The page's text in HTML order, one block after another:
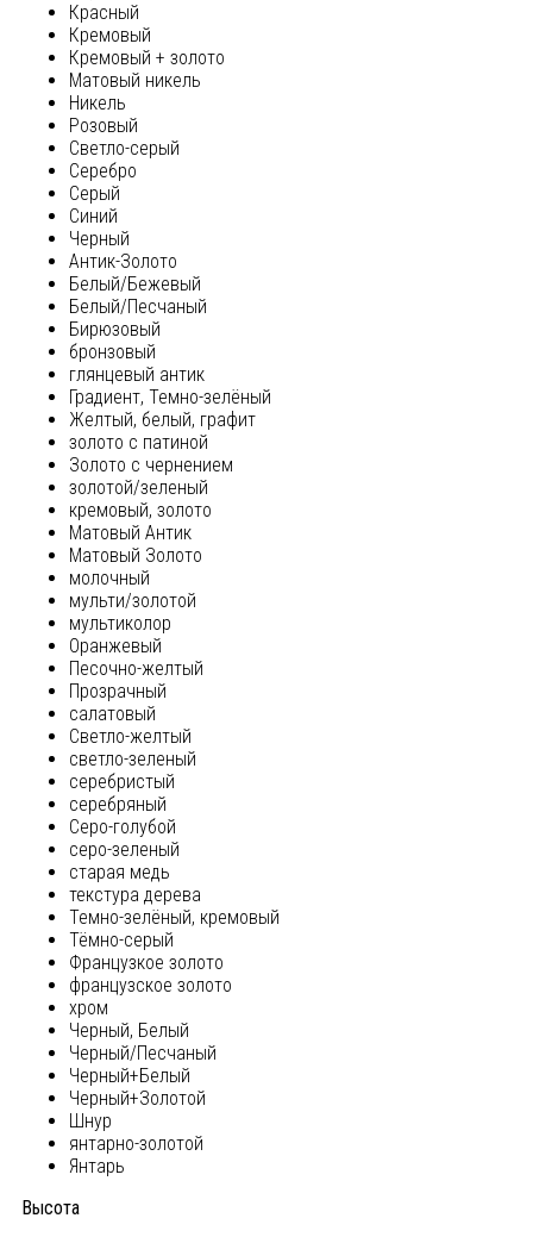
Красный
Кремовый
Кремовый + золото
Матовый никель
Никель
Розовый
Светло-серый
Серебро
Серый
Синий
Черный
Антик-Золото
Белый/Бежевый
Белый/Песчаный
Бирюзовый
бронзовый
глянцевый антик
Градиент, Темно-зелёный
Желтый, белый, графит
золото с патиной
Золото с чернением
золотой/зеленый
кремовый, золото
Матовый Антик
Матовый Золото
молочный
мульти/золотой
мультиколор
Оранжевый
Песочно-желтый
Прозрачный
салатовый
Светло-желтый
светло-зеленый
серебристый
серебряный
Серо-голубой
серо-зеленый
старая медь
текстура дерева
Темно-зелёный, кремовый
Тёмно-серый
Французкое золото
французское золото
хром
Черный, Белый
Черный/Песчаный
Черный+Белый
Черный+Золотой
Шнур
янтарно-золотой
Янтарь
Высота